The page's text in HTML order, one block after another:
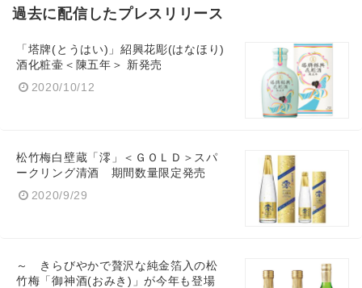
過去に配信したプレスリリース
「塔牌(とうはい)」紹興花彫(はなほり)
酒化粧壷＜陳五年＞ 新発売
2020/10/12
松竹梅白壁蔵「澪」＜ＧＯＬＤ＞スパ
ークリング清酒 期間数量限定発売
2020/9/29
～ きらびやかで贅沢な純金箔入の松
竹梅「御神酒(おみき)」が今年も登場